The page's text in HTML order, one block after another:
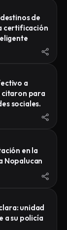
de
certificación
a
citaron para
sociales.
en la
Nopalucan
unidad
a su policía